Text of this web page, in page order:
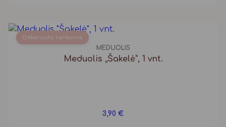
Dekoruota rankomis
MEDUOLIS
Meduolis „Šakelė”, 1 vnt.
3,90 €